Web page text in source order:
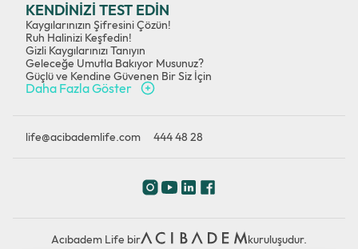
KENDİNİZİ TEST EDİN
Kaygılarınızın Şifresini Çözün!
Ruh Halinizi Keşfedin!
Gizli Kaygılarınızı Tanıyın
Geleceğe Umutla Bakıyor Musunuz?
Güçlü ve Kendine Güvenen Bir Siz İçin
Daha Fazla Göster
Acıbadem Life bir kuruluşudur.
life@acibademlife.com 444 48 28